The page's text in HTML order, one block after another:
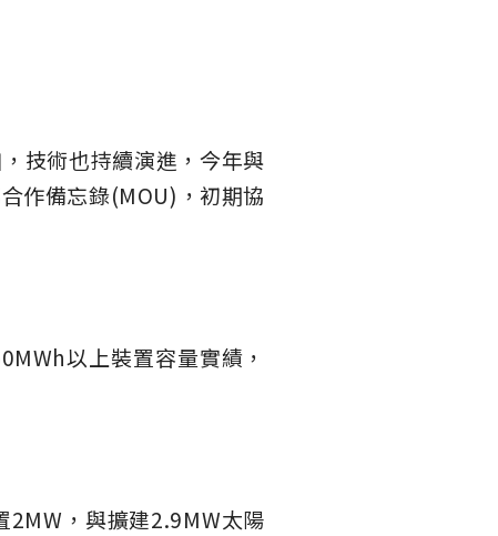
技術也持續演進，今年與
作備忘錄(MOU)，初期協
以上裝置容量實績，
，與擴建2.9MW太陽